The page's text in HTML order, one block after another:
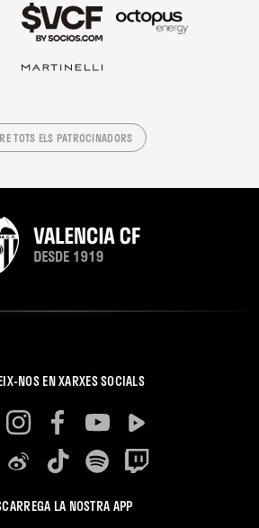
TOTS ELS PATROCINADORS
NOS EN XARXES SOCIALS
LA NOSTRA APP